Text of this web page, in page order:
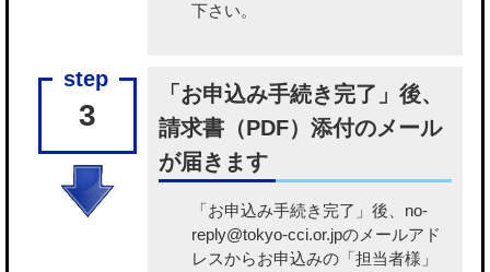
下さい。
3
「お申込み手続き完了」後、
請求書（PDF）添付のメール
が届きます
「お申込み手続き完了」後、no-
reply@tokyo-cci.or.jpのメールアド
レスからお申込みの「担当者様」